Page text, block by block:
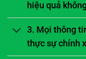
hiệu quả
3. Mọi thông
thực sự chính